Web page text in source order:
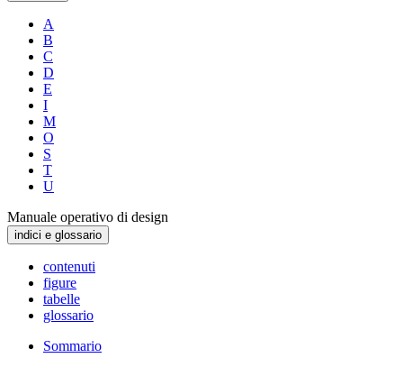
A
B
C
D
E
I
M
O
S
T
U
Manuale operativo di design
indici e glossario
contenuti
figure
tabelle
glossario
Sommario